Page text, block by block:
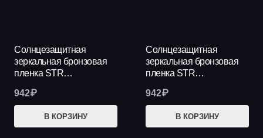
Солнцезащитная
зеркальная бронзовая
пленка STR…
942₽
В КОРЗИНУ
Солнцезащитная
зеркальная бронзовая
пленка STR…
942₽
В КОРЗИНУ